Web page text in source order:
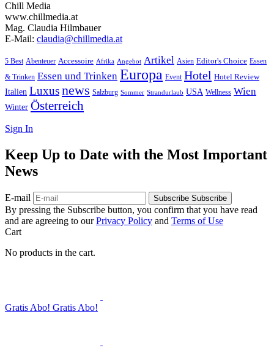
Chill Media
www.chillmedia.at
Mag. Claudia Hilmbauer
E-Mail: claudia@chillmedia.at
5 Best Abenteuer Accessoire Afrika Angebot Artikel Asien Editor's Choice Essen
& Trinken Essen und Trinken Europa Event Hotel Hotel Review
Italien Luxusnews Salzburg Sommer Strandurlaub USA Wellness Wien
Winter Österreich
Sign In
Keep Up to Date with the Most Important
News
E-mail Subscribe Subscribe
By pressing the Subscribe button, you confirm that you have read
and are agreeing to ourPrivacy Policy and Terms of Use
Cart
No products in the cart.
Gratis Abo! Gratis Abo!